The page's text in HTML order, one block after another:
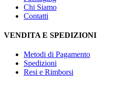
Chi Siamo
Contatti
VENDITA E SPEDIZIONI
Metodi di Pagamento
Spedizioni
Resi e Rimborsi